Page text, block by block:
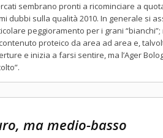
sembrano pronti a ricominciare a
dubbi sulla qualità 2010. In generale si
peggioramento per i grani
proteico da area ad area e,
e inizia a farsi sentire, ma l’Ager
ma medio-basso